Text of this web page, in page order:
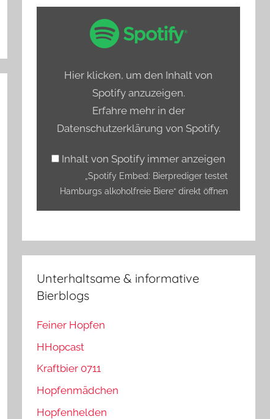
Bierprediger
Spotify
Hier klicken, um den Inhalt von
Spotify anzuzeigen.
Erfahre mehr in der
Datenschutzerklärung von Spotify.
Inhalt von Spotify immer anzeigen
„Spotify Embed: Bierprediger testet
Hamburgs alkoholfreie Biere“ direkt öffnen
Unterhaltsame & informative
Bierblogs
Feiner Hopfen
HHopcast
Kraftbier 0711
Hopfenmädchen
Hopfenhelden